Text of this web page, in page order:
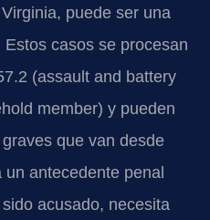
puede ser una
casos se procesan
(assault and battery
member) y pueden
que van desde
antecedente penal
acusado, necesita